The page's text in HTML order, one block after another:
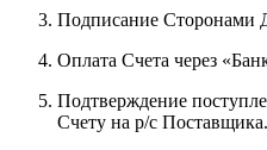
Подписание Сторонами
Оплата Счета через
Подтверждение
Счету на р/с Поставщика.